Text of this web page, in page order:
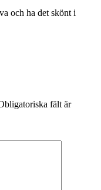
och ha det skönt i
fält är